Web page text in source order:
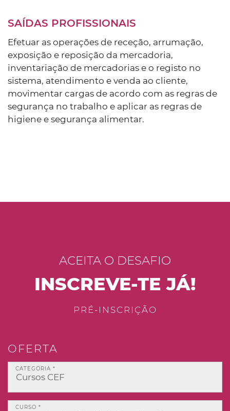
SAÍDAS PROFISSIONAIS
Efetuar as operações de receção, arrumação,
exposição e reposição da mercadoria,
inventariação de mercadorias e o registo no
sistema, atendimento e venda ao cliente,
movimentar cargas de acordo com as regras de
segurança no trabalho e aplicar as regras de
higiene e segurança alimentar.
ACEITA O DESAFIO
INSCREVE-TE JÁ!
PRÉ-INSCRIÇÃO
OFERTA
CATEGORIA *
CURSO *